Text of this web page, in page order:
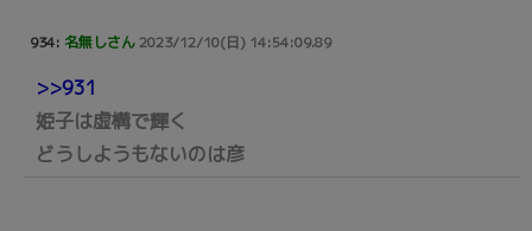
934: 名無しさん2023/12/10(日) 14:54:09.89
>>931
姫子は虚構で輝く
どうしようもないのは彦